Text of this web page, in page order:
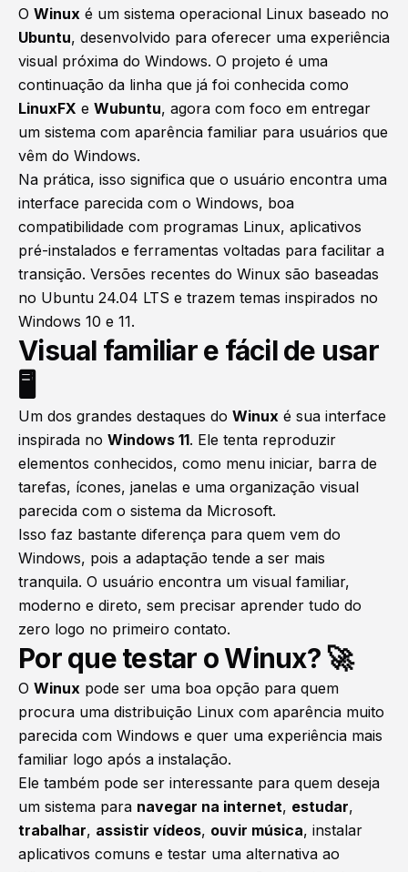
O Winux é um sistema operacional Linux baseado no
Ubuntu, desenvolvido para oferecer uma experiência
visual próxima do Windows. O projeto é uma
continuação da linha que já foi conhecida como
LinuxFX e Wubuntu, agora com foco em entregar
um sistema com aparência familiar para usuários que
vêm do Windows.
Na prática, isso significa que o usuário encontra uma
interface parecida com o Windows, boa
compatibilidade com programas Linux, aplicativos
pré-instalados e ferramentas voltadas para facilitar a
transição. Versões recentes do Winux são baseadas
no Ubuntu 24.04 LTS e trazem temas inspirados no
Windows 10 e 11.
Visual familiar e fácil de usar
🖥️
Um dos grandes destaques do Winux é sua interface
inspirada no Windows 11. Ele tenta reproduzir
elementos conhecidos, como menu iniciar, barra de
tarefas, ícones, janelas e uma organização visual
parecida com o sistema da Microsoft.
Isso faz bastante diferença para quem vem do
Windows, pois a adaptação tende a ser mais
tranquila. O usuário encontra um visual familiar,
moderno e direto, sem precisar aprender tudo do
zero logo no primeiro contato.
Por que testar o Winux? 🚀
O Winux pode ser uma boa opção para quem
procura uma distribuição Linux com aparência muito
parecida com Windows e quer uma experiência mais
familiar logo após a instalação.
Ele também pode ser interessante para quem deseja
um sistema para navegar na internet, estudar,
trabalhar, assistir vídeos, ouvir música, instalar
aplicativos comuns e testar uma alternativa ao